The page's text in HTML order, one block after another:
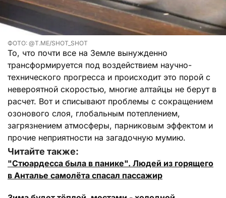
ФОТО: @T.ME/SHOT_SHOT
То, что почти все на Земле вынужденно
трансформируется под воздействием научно-
технического прогресса и происходит это порой с
невероятной скоростью, многие алтайцы не берут в
расчет. Вот и списывают проблемы с сокращением
озонового слоя, глобальным потеплением,
загрязнением атмосферы, парниковым эффектом и
прочие неприятности на загадочную мумию.
Читайте также:
"Стюардесса была в панике". Людей из горящего
в Анталье самолёта спасал пассажир